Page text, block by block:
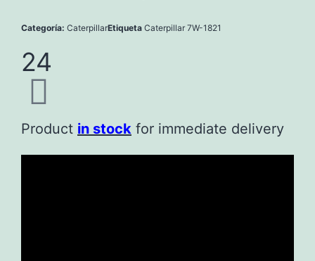
Categoría: CaterpillarEtiqueta Caterpillar 7W-1821
24
Product in stock for immediate delivery